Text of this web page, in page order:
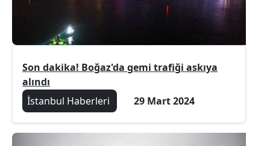
Son dakika! Boğaz'da gemi trafiği askıya
alındı
İstanbul Haberleri
29 Mart 2024